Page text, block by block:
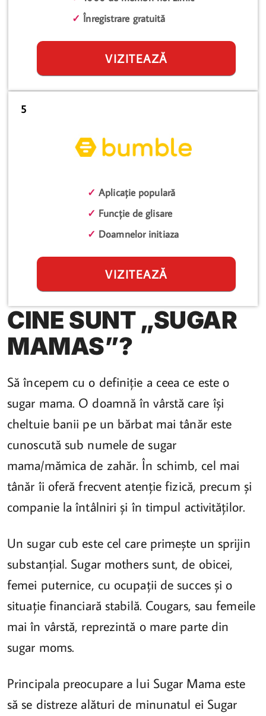
✓ Înregistrare gratuită
VIZITEAZĂ
5
✓ Aplicație populară
✓ Funcție de glisare
✓ Doamnelor initiaza
VIZITEAZĂ
CINE SUNT „SUGAR
MAMAS”?
Să începem cu o definiție a ceea ce este o
sugar mama. O doamnă în vârstă care își
cheltuie banii pe un bărbat mai tânăr este
cunoscută sub numele de sugar
mama/mămica de zahăr. În schimb, cel mai
tânăr îi oferă frecvent atenție fizică, precum și
companie la întâlniri și în timpul activităților.
Un sugar cub este cel care primește un sprijin
substanțial. Sugar mothers sunt, de obicei,
femei puternice, cu ocupații de succes și o
situație financiară stabilă. Cougars, sau femeile
mai în vârstă, reprezintă o mare parte din
sugar moms.
Principala preocupare a lui Sugar Mama este
să se distreze alături de minunatul ei Sugar